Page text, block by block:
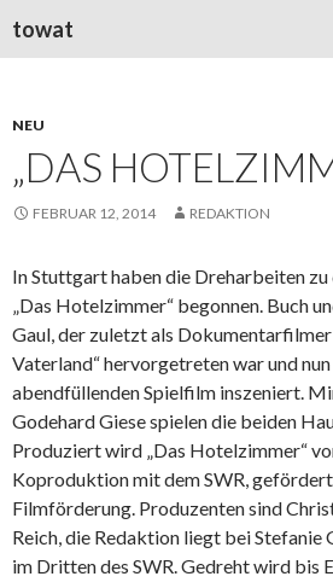
towat
NEU
„DAS
FEBRUAR 12, 2014 REDAKTION
In Stuttgart haben die Dreharbeiten
„Das Hotelzimmer“ begonnen. Buch
Gaul, der zuletzt als
Vaterland“ hervorgetreten war und
abendfüllenden Spielfilm inszeniert.
Godehard Giese spielen die beiden
Produziert wird „Das Hotelzimmer“
Koproduktion mit dem SWR,
Filmförderung. Produzenten sind
Reich, die Redaktion liegt bei
im Dritten des SWR. Gedreht wird bis